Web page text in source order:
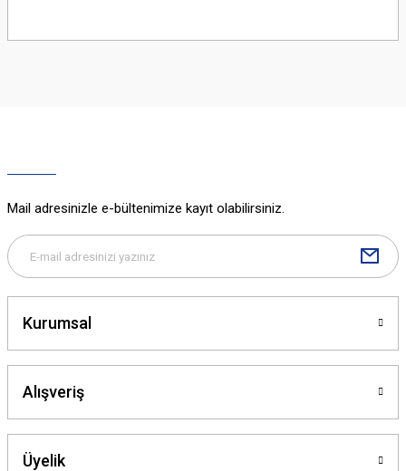
Gönder
Mail adresinizle e-bültenimize kayıt olabilirsiniz.
Kurumsal
Alışveriş
Üyelik